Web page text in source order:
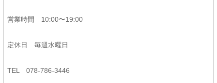
営業時間 10:00〜19:00
定休日 毎週水曜日
TEL 078-786-3446